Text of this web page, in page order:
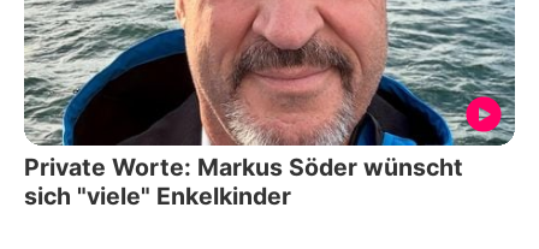
Private Worte: Markus Söder wünscht
sich "viele" Enkelkinder